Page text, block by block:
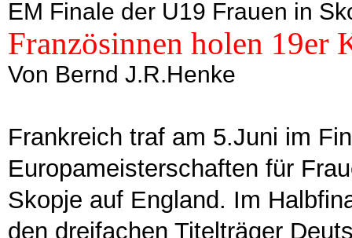
EM Finale der U19 Frauen in
Französinnen holen 19er
Von Bernd J.R.Henke
Frankreich traf am 5.Juni im
Europameisterschaften für
Skopje auf England. Im
den dreifachen Titelträger